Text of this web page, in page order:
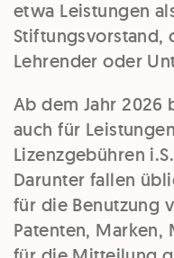
etwa Leistungen
Stiftungsvorstand,
Lehrender oder
Ab dem Jahr
auch für
Lizenzgebühren
Darunter fallen
für die Benutzung
Patenten,